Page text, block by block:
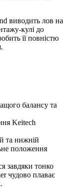
виводить лов на
кулі до
її повністю
балансу та
Keitech
та нижній
положення
завдяки тонко
чудово плаває